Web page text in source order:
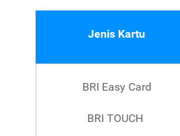
Jenis Kartu
BRI Easy Card
BRI TOUCH